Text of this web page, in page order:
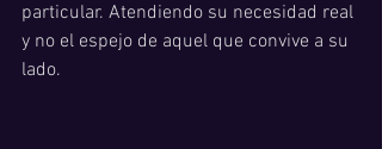
particular. Atendiendo su necesidad real
y no el espejo de aquel que convive a su
lado.